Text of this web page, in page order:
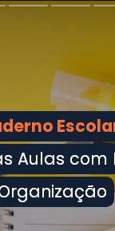
Aulas com
Aulas com